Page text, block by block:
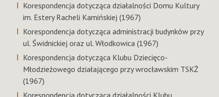
Korespondencja dotycząca działalności Domu Kultury
im. Estery Racheli Kamińskiej (1967)
Korespondencja dotycząca administracji budynków przy
ul. Świdnickiej oraz ul. Włodkowica (1967)
Korespondencja dotycząca Klubu Dziecięco-
Młodzieżowego działającego przy wrocławskim TSKŻ
(1967)
Korespondencja dotycząca działalności Klubu